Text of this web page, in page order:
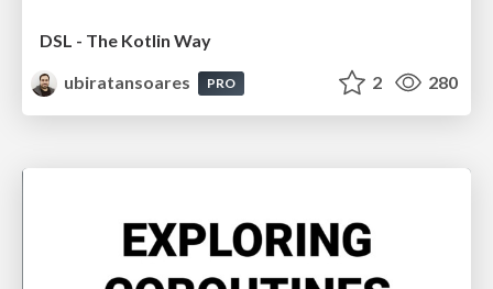
DSL - The Kotlin Way
ubiratansoares
PRO 2 280